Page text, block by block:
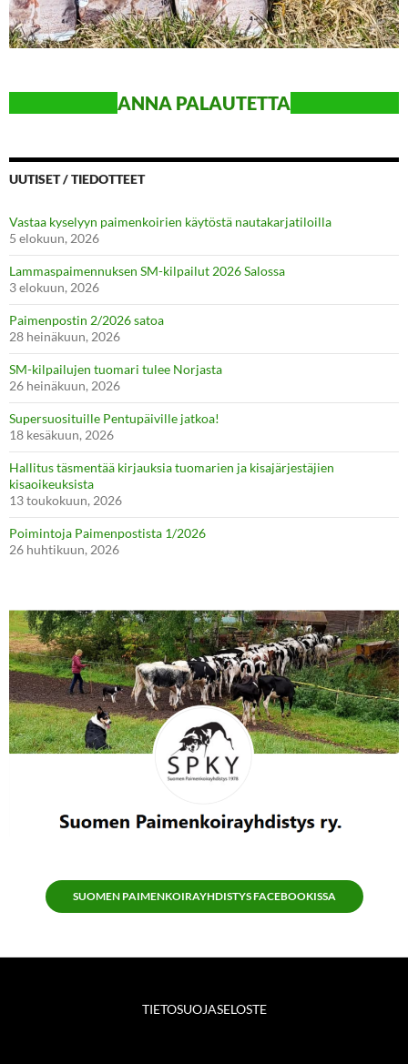
ANNA PALAUTETTA
UUTISET / TIEDOTTEET
Vastaa kyselyyn paimenkoirien käytöstä nautakarjatiloilla
5 elokuun, 2026
Lammaspaimennuksen SM-kilpailut 2026 Salossa
3 elokuun, 2026
Paimenpostin 2/2026 satoa
28 heinäkuun, 2026
SM-kilpailujen tuomari tulee Norjasta
26 heinäkuun, 2026
Supersuosituille Pentupäiville jatkoa!
18 kesäkuun, 2026
Hallitus täsmentää kirjauksia tuomarien ja kisajärjestäjien
kisaoikeuksista
13 toukokuun, 2026
Poimintoja Paimenpostista 1/2026
26 huhtikuun, 2026
SUOMEN PAIMENKOIRAYHDISTYS FACEBOOKISSA
TIETOSUOJASELOSTE